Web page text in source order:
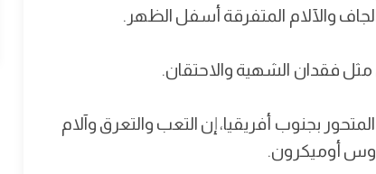
والآلام المتفرقة أسفل الظهر.
مثل فقدان الشهية والاحتقان.
بجنوب أفريقيا، إن التعب والتعرق وآلام
أوميكرون.